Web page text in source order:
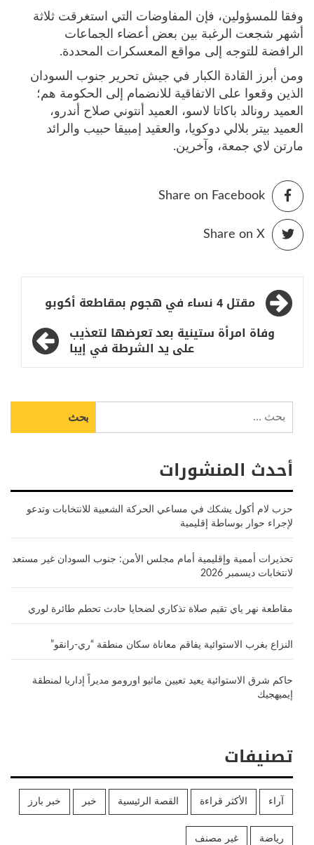
وفقا للمسؤولين، فإن المفاوضات التي استغرقت ثلاثة
أشهر شجعت الرغبة بين بعض أعضاء الجماعات
الرافضة للتوجه إلى مواقع المعسكرات المحددة.
ومن أبرز القادة الكبار في جيش تحرير جنوب السودان
الذين وقعوا على الاتفاقية للانضمام إلى الحكومة هم؛
العميد رونالد باكاتا لاسو، العميد أنتوني صلاح أندرو،
العميد بيتر بلالي دوكويا، والعقيد إمبيقا حبيب والرائد
مارتن لاي جمعة، وآخرين.
Share on Facebook
Share on X
تصفّح
المقالات
مقتل 4 نساء في هجوم بمقاطعة أكوبو
وفاة امرأة ستينية بعد تعرضها لتعذيب
على يد الشرطة في إيبا
عن:
أحدث المنشورات
حزب لام أكول يشكك في مساعي الحركة الشعبية للانتخابات وتدعو
لإجراء حوار بوساطة إقليمية
تحذيرات أممية وإقليمية أمام مجلس الأمن: جنوب السودان غير مستعد
لانتخابات ديسمبر 2026
مقاطعة نهر ياي تقيم صلاة تذكاري لضحايا حادث تحطم طائرة لوري
النزاع بغرب الاستوائية يفاقم معاناة سكان منطقة “ري-رانقو”
حاكم شرق الاستوائية يعيد تعيين ماثيو اورومو مديراً إداريا لمنطقة
إيميهجيك
تصنيفات
آراء الأكثر قراءة القصة الرئيسية خبر خبر بارز
رياضة غير مصنف